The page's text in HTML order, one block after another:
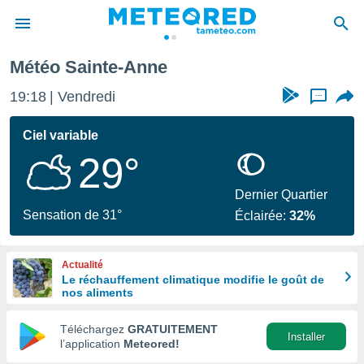
de
en
Météo Sainte-Anne
19:18 Vendredi ...
Ciel variable
29°
Sensation de 31°
Dernier Quartier
Éclairée:32%
Actualité
Le réchauffement climatique modifie le goût de
nos aliments
Téléchargez GRATUITEMENT
l’application Meteored!
Installer